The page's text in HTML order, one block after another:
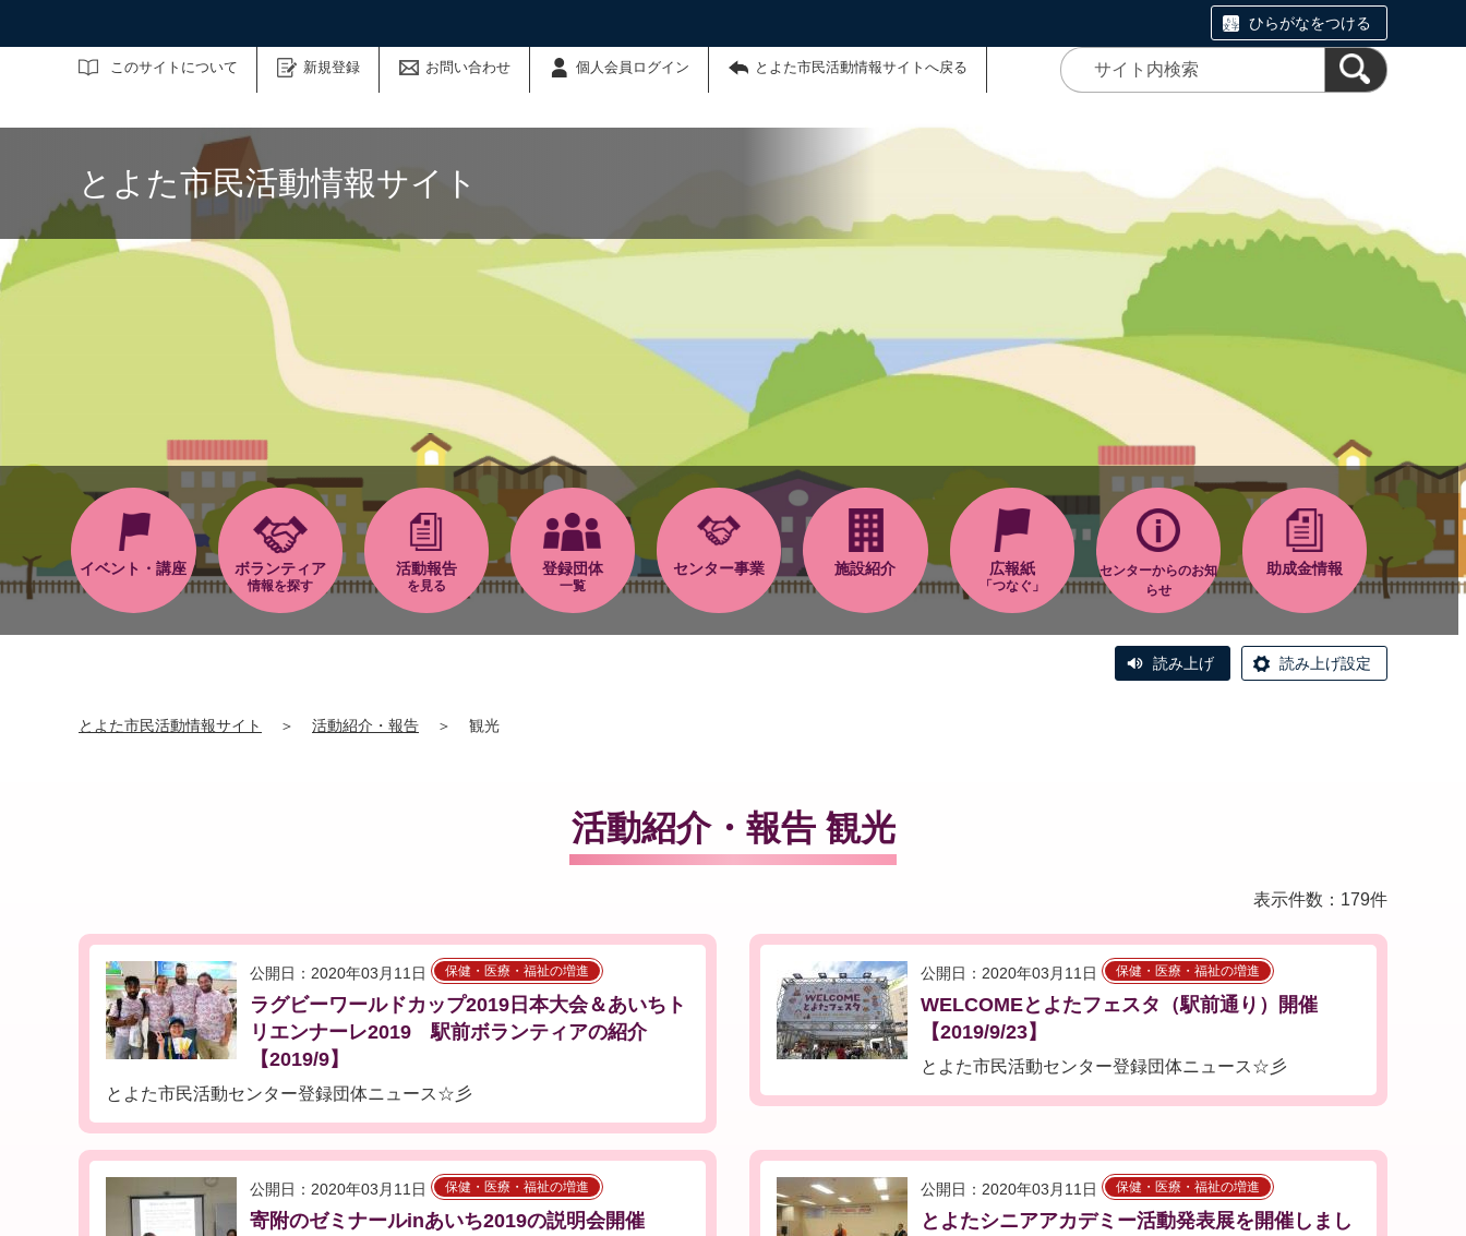
ひらがなをつける
このサイトについて 新規登録 お問い合わせ 個人会員ログイン とよた市民活動情報サイトへ戻る
サイト内検索
とよた市民活動情報サイト
イベント・講座 ボランティア
情報を探す
活動報告
を見る
登録団体
一覧
センター事業 施設紹介 広報紙
「つなぐ」
センターからのお知
らせ
助成金情報
読み上げ 読み上げ設定
とよた市民活動情報サイト ＞ 活動紹介・報告 ＞ 観光
活動紹介・報告 観光
表示件数：179件
公開日：2020年03月11日 保健・医療・福祉の増進
ラグビーワールドカップ2019日本大会＆あいちト
リエンナーレ2019 駅前ボランティアの紹介
【2019/9】
とよた市民活動センター登録団体ニュース☆彡
公開日：2020年03月11日 保健・医療・福祉の増進
WELCOMEとよたフェスタ（駅前通り）開催
【2019/9/23】
とよた市民活動センター登録団体ニュース☆彡
公開日：2020年03月11日 保健・医療・福祉の増進
寄附のゼミナールinあいち2019の説明会開催
公開日：2020年03月11日 保健・医療・福祉の増進
とよたシニアアカデミー活動発表展を開催しまし